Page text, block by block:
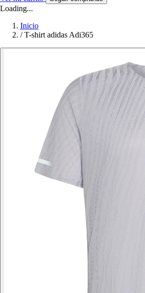
Loading...
Inicio
/ T-shirt adidas Adi365